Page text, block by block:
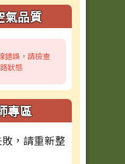
氣品質
錯誤，請檢查
狀態
專區
，請重新整